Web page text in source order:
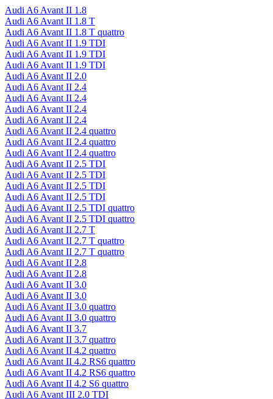
Audi A6 Avant II 1.8
Audi A6 Avant II 1.8 T
Audi A6 Avant II 1.8 T quattro
Audi A6 Avant II 1.9 TDI
Audi A6 Avant II 1.9 TDI
Audi A6 Avant II 1.9 TDI
Audi A6 Avant II 2.0
Audi A6 Avant II 2.4
Audi A6 Avant II 2.4
Audi A6 Avant II 2.4
Audi A6 Avant II 2.4
Audi A6 Avant II 2.4 quattro
Audi A6 Avant II 2.4 quattro
Audi A6 Avant II 2.4 quattro
Audi A6 Avant II 2.5 TDI
Audi A6 Avant II 2.5 TDI
Audi A6 Avant II 2.5 TDI
Audi A6 Avant II 2.5 TDI
Audi A6 Avant II 2.5 TDI quattro
Audi A6 Avant II 2.5 TDI quattro
Audi A6 Avant II 2.7 T
Audi A6 Avant II 2.7 T quattro
Audi A6 Avant II 2.7 T quattro
Audi A6 Avant II 2.8
Audi A6 Avant II 2.8
Audi A6 Avant II 3.0
Audi A6 Avant II 3.0
Audi A6 Avant II 3.0 quattro
Audi A6 Avant II 3.0 quattro
Audi A6 Avant II 3.7
Audi A6 Avant II 3.7 quattro
Audi A6 Avant II 4.2 quattro
Audi A6 Avant II 4.2 RS6 quattro
Audi A6 Avant II 4.2 RS6 quattro
Audi A6 Avant II 4.2 S6 quattro
Audi A6 Avant III 2.0 TDI